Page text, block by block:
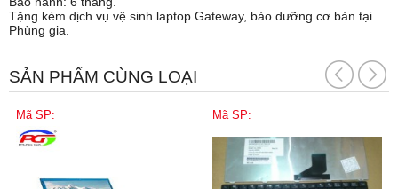
Tặng kèm dịch vụ vệ sinh laptop Gateway, bảo dưỡng cơ bản tại
Phùng gia.
SẢN PHẨM CÙNG LOẠI
Mã SP: Mã SP: